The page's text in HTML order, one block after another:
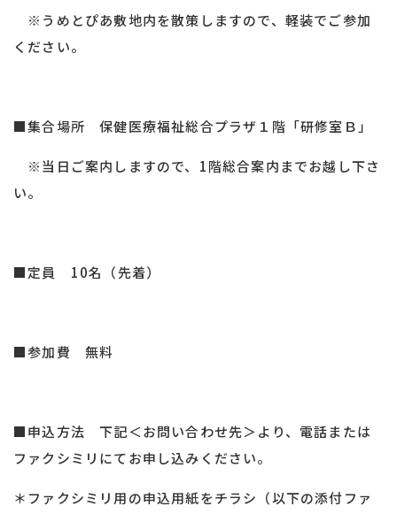
※うめとぴあ敷地内を散策しますので、軽装でご参加
ください。
■集合場所 保健医療福祉総合プラザ１階「研修室Ｂ」
※当日ご案内しますので、1階総合案内までお越し下さ
い。
■定員 10名（先着）
■参加費 無料
■申込方法 下記＜お問い合わせ先＞より、電話または
ファクシミリにてお申し込みください。
＊ファクシミリ用の申込用紙をチラシ（以下の添付ファ